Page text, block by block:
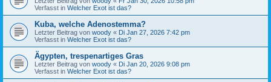
Verfasst in Welcher Exot ist das?
Kuba, welche Adenostemma?
Letzter Beitrag von woody « Di Jan 27, 2026 7:42 pm
Verfasst in Welcher Exot ist das?
Ägypten, trespenartiges Gras
Letzter Beitrag von woody « Di Jan 20, 2026 9:08 pm
Verfasst in Welcher Exot ist das?